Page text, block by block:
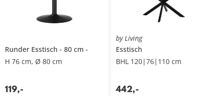
Runder Esstisch
80 cm
H 76 cm, Ø 80 cm
119,-
by Living
Esstisch
BHL 120|76|110 cm
442,-